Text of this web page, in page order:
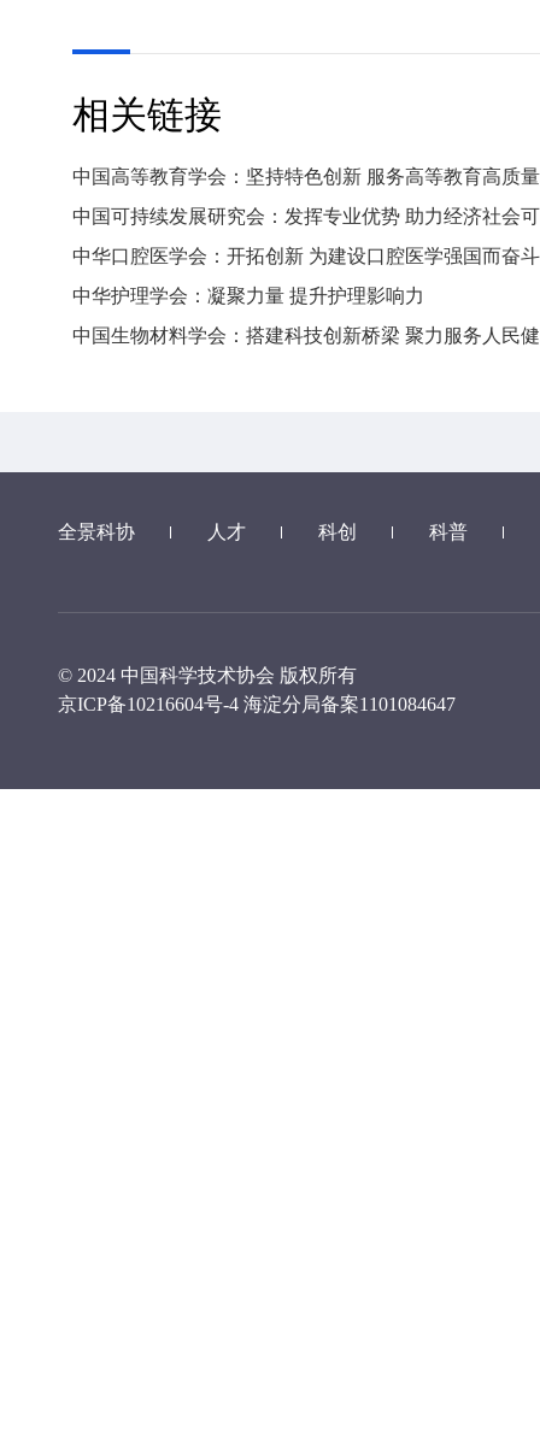
相关链接
中国高等教育学会：坚持特色创新 服务高等教育高质
中国可持续发展研究会：发挥专业优势 助力经济社会
中华口腔医学会：开拓创新 为建设口腔医学强国而奋斗
中华护理学会：凝聚力量 提升护理影响力
中国生物材料学会：搭建科技创新桥梁 聚力服务人民
全景科协 人才 科创 科普
© 2024 中国科学技术协会 版权所有
京ICP备10216604号-4 海淀分局备案1101084647